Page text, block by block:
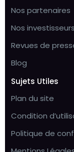
Nos partenaires
Nos investisseurs
Revues de
Blog
Sujets Utiles
Plan du site
Condition
Politique de